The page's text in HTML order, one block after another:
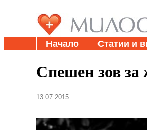
Начало Статии и
Спешен зов за
13.07.2015